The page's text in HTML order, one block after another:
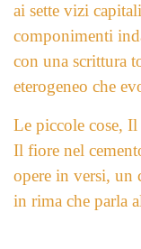
ai sette vizi
componimenti
con una scrittura
eterogeneo che
Le piccole cose,
Il fiore nel
opere in versi, un
in rima che parla